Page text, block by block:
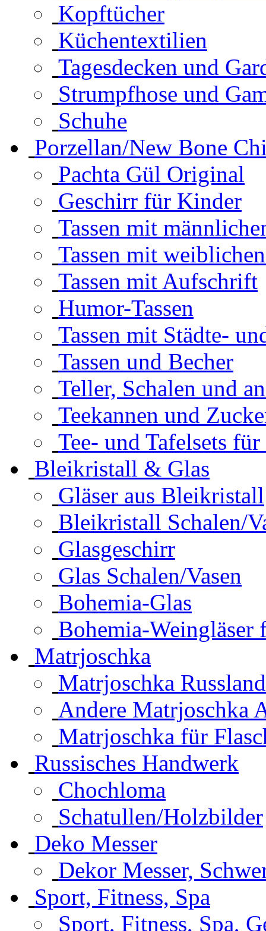
Kopftücher
Küchentextilien
Tagesdecken und
Strumpfhose und
Schuhe
Porzellan/New Bone
Pachta Gül Original
Geschirr für Kinder
Tassen mit
Tassen mit
Tassen mit Aufschrift
Humor-Tassen
Tassen mit Städte-
Tassen und Becher
Teller, Schalen und
Teekannen und
Tee- und Tafelsets
Bleikristall & Glas
Gläser aus Bleikristall
Bleikristall Schalen/
Glasgeschirr
Glas Schalen/Vasen
Bohemia-Glas
Bohemia-
Matrjoschka
Matrjoschka Russland
Andere Matrjoschka
Matrjoschka für
Russisches Handwerk
Chochloma
Schatullen/Holzbilder
Deko Messer
Dekor Messer,
Sport, Fitness, Spa
Sport, Fitness, Spa,